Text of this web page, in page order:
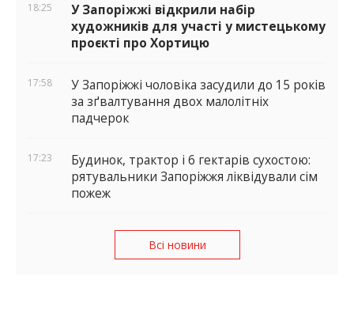
18:25
У Запоріжжі відкрили набір
художників для участі у мистецькому
проєкті про Хортицю
17:58
У Запоріжжі чоловіка засудили до 15 років
за зґвалтування двох малолітніх
падчерок
17:23
Будинок, трактор і 6 гектарів сухостою:
рятувальники Запоріжжя ліквідували сім
пожеж
Всі новини